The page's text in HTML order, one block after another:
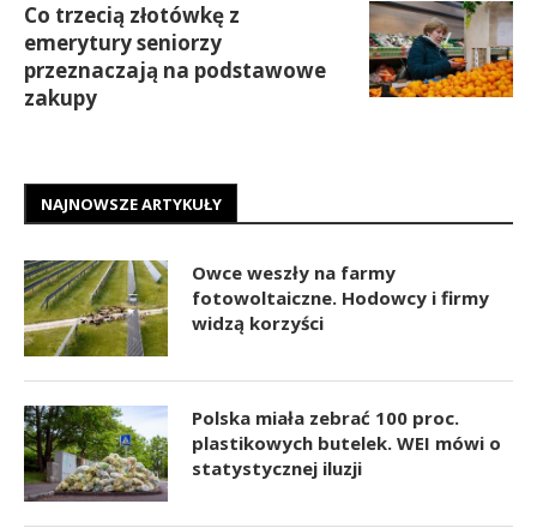
Co trzecią złotówkę z
emerytury seniorzy
przeznaczają na podstawowe
zakupy
NAJNOWSZE ARTYKUŁY
Owce weszły na farmy
fotowoltaiczne. Hodowcy i firmy
widzą korzyści
Polska miała zebrać 100 proc.
plastikowych butelek. WEI mówi o
statystycznej iluzji